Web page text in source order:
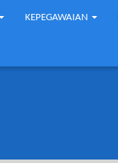
KEPEGAWAIAN